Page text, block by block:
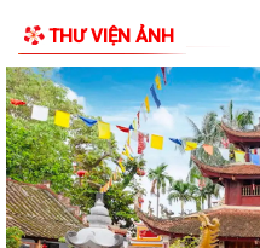
Xã Trường Tân tăng cường
thúc đẩy chuyển đổi xanh
Phát huy sức mạnh toàn xã hội
khi sinh
Tăng cường quản lý điểm kinh
cháy tại các chợ
THƯ VIỆN ẢNH